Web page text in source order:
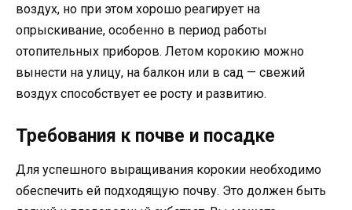
воздух, но при этом хорошо реагирует на
опрыскивание, особенно в период работы
отопительных приборов. Летом корокию можно
вынести на улицу, на балкон или в сад — свежий
воздух способствует ее росту и развитию.
Требования к почве и посадке
Для успешного выращивания корокии необходимо
обеспечить ей подходящую почву. Это должен быть